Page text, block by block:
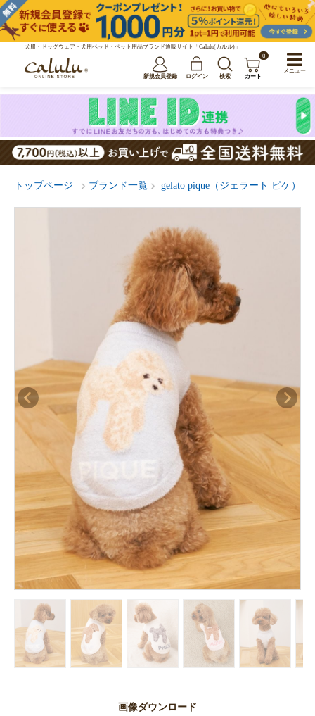
犬服・ドッグウェア・犬用ベッド・ペット用品ブランド通販サイト「Calulu(カルル)」
新規会員登録 ログイン 検索
0
カート
トップページ ブランド一覧 gelato pique（ジェラート ピケ）
画像ダウンロード
メニュー